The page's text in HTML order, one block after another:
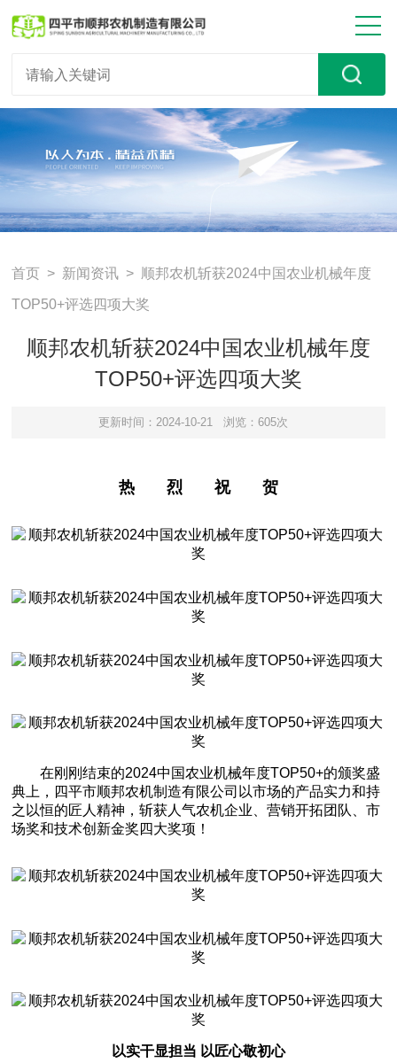
首页 > 新闻资讯 > 顺邦农机斩获2024中国农业机械年度
TOP50+评选四项大奖
顺邦农机斩获2024中国农业机械年度
TOP50+评选四项大奖
更新时间：2024-10-21 浏览：605次
热 烈 祝 贺
在刚刚结束的2024中国农业机械年度TOP50+的颁奖盛
典上，四平市顺邦农机制造有限公司以市场的产品实力和持
之以恒的匠人精神，斩获人气农机企业、营销开拓团队、市
场奖和技术创新金奖四大奖项！
以实干显担当 以匠心敬初心